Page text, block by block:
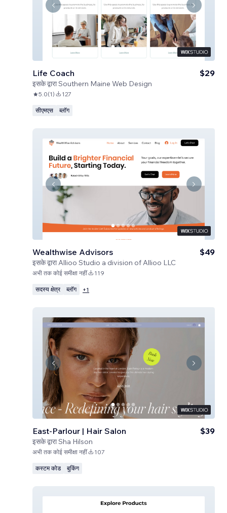
Life Coach
इसके द्वाराSouthern Maine Web Design
$29
5.0(1) 127
सीएमएस ब्लॉग
Wealthwise Advisors
इसके द्वाराAllioo Studio a division of Allioo LLC
$49
अभी तक कोई समीक्षा नहीं 119
सदस्य क्षेत्र ब्लॉग +1
East-Parlour | Hair Salon
इसके द्वाराSha Hilson
$39
अभी तक कोई समीक्षा नहीं 107
कस्टम कोड बुकिंग